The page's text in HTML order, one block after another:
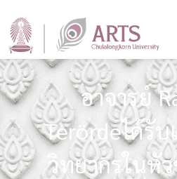
อาจารย์
Terördeได้รั
วิทยากรในหั